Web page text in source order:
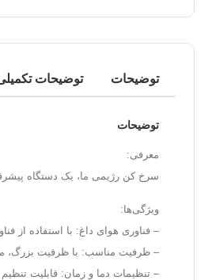
توضیحات توضیحات
توضیحات
معرفی:
سرخ کن رژیمی ما، یک دستگاه
ویژگی‌ها:
– فناوری هوای داغ: با استفاده
– ظرفیت مناسب: با ظرفیت بزرگ،
– تنظیمات دما و زمان: قابلیت